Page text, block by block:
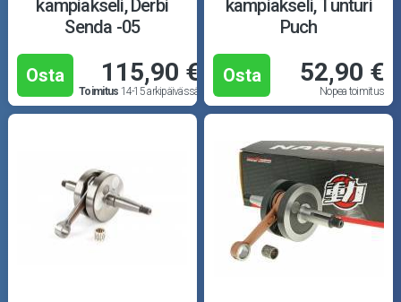
kampiakseli, Derbi
Senda -05
Osta 115,90 €
Toimitus 14-15 arkipäivässä
kampiakseli, Tunturi
Puch
Osta 52,90 €
Nopea toimitus